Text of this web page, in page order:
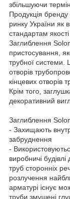
збільшуючи
Продукція
ринку України як
стандартам якості
Заглиблення
пристосування,
трубної системи.
отворів
кінцевих отворів
Крім того,
декоративний
Заглиблення
- Захищають
забруднення
-
виробничі
труб сторонніх
розлучення
арматурі існує
труби змушені